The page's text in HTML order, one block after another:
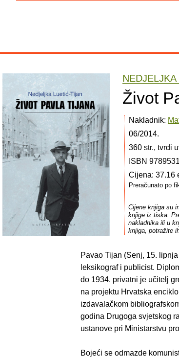
Život
Nakladnik:
06/2014.
360 str., tvrdi
ISBN
Cijena: 37.16
Preračunato po
Cijene knjiga su
knjige iz tiska.
nakladnika ili u
knjiga, potražite
Pavao Tijan (Senj, 15.
leksikograf i publicist.
do 1934. privatni je učitelj
na projektu Hrvatska
izdavalačkom
godina Drugoga svjetskog
ustanove pri Ministarstvu
Bojeći se odmazde